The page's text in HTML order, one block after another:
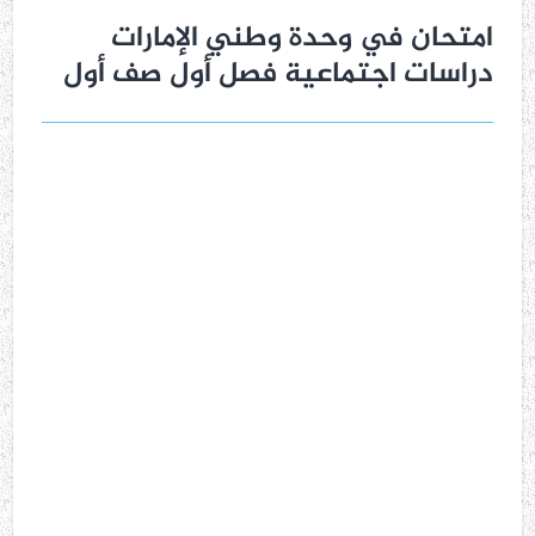
امتحان في وحدة وطني الإمارات
دراسات اجتماعية فصل أول صف أول